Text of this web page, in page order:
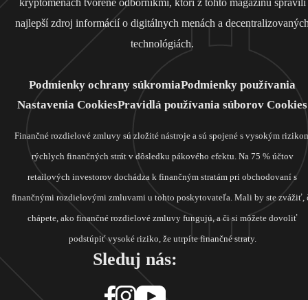
najlepší zdroj informácií o digitálnych menách a
technológiách.
Podmienky ochrany súkromiaPodmienky používania
Nastavenia CookiesPravidlá používania súborov Cookies
Finančné rozdielové zmluvy sú zložité nástroje a sú spojené s vysokým
rýchlych finančných strát v dôsledku pákového efektu. Na 75 % účtov
retailových investorov dochádza k finančným stratám pri obchodovaní s
finančnými rozdielovými zmluvami u tohto poskytovateľa. Mali by ste zvážiť,
chápete, ako finančné rozdielové zmluvy fungujú, a či si môžete dovoliť
podstúpiť vysoké riziko, že utrpíte finančné straty.
Sleduj nás: